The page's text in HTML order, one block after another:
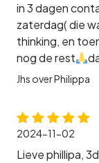
in 3 dagen
zaterdag( die
thinking, en
nog de rest
Jhs over Philippa
2024-11-02
Lieve phillipa,